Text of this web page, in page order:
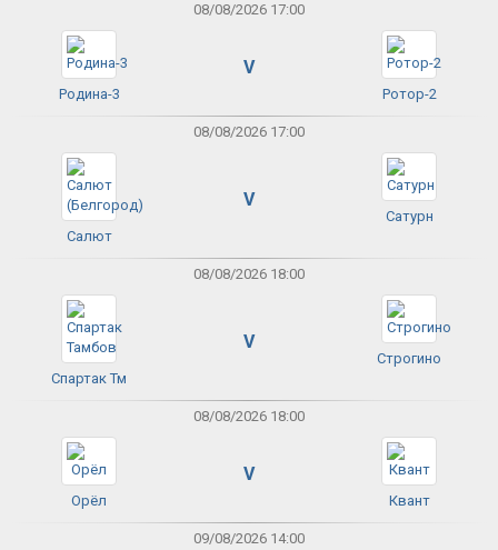
08/08/2026 17:00
Родина-3
V
Ротор-2
08/08/2026 17:00
Салют
V
Сатурн
08/08/2026 18:00
Спартак Тм
V
Строгино
08/08/2026 18:00
Орёл
V
Квант
09/08/2026 14:00